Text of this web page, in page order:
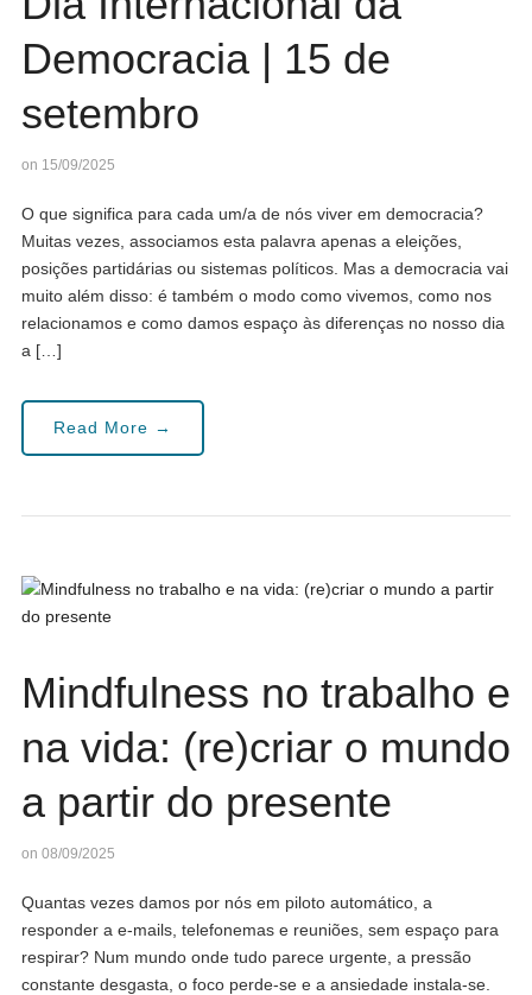
Democracia | 15 de
setembro
on 15/09/2025
O que significa para cada um/a de nós viver em democracia?
Muitas vezes, associamos esta palavra apenas a eleições,
posições partidárias ou sistemas políticos. Mas a democracia vai
muito além disso: é também o modo como vivemos, como nos
relacionamos e como damos espaço às diferenças no nosso dia
a […]
Read More →
Mindfulness no trabalho e
na vida: (re)criar o mundo
a partir do presente
on 08/09/2025
Quantas vezes damos por nós em piloto automático, a
responder a e-mails, telefonemas e reuniões, sem espaço para
respirar? Num mundo onde tudo parece urgente, a pressão
constante desgasta, o foco perde-se e a ansiedade instala-se.